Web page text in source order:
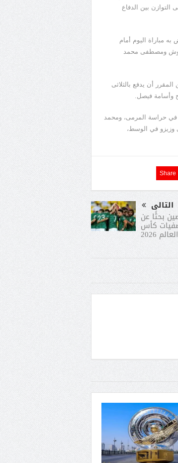
بين الدفاع
مباراة اليوم أمام
ومصطفى محمد
أن يدفع بالثلاثى
وأسامة فيصل.
حراسة المرمى، ومحمد
وزيزو في الوسط،
Share
التالى
بحثًا عن
كأس
العالم 2026